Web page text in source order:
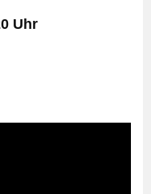
Uhr